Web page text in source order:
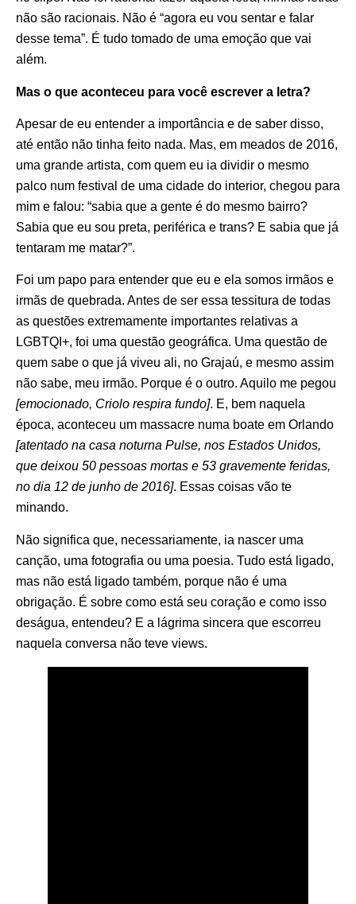
não são racionais. Não é “agora eu vou sentar e falar
desse tema”. É tudo tomado de uma emoção que vai
além.
Mas o que aconteceu para você escrever a letra?
Apesar de eu entender a importância e de saber disso,
até então não tinha feito nada. Mas, em meados de 2016,
uma grande artista, com quem eu ia dividir o mesmo
palco num festival de uma cidade do interior, chegou para
mim e falou: “sabia que a gente é do mesmo bairro?
Sabia que eu sou preta, periférica e trans? E sabia que já
tentaram me matar?”.
Foi um papo para entender que eu e ela somos irmãos e
irmãs de quebrada. Antes de ser essa tessitura de todas
as questões extremamente importantes relativas a
LGBTQI+, foi uma questão geográfica. Uma questão de
quem sabe o que já viveu ali, no Grajaú, e mesmo assim
não sabe, meu irmão. Porque é o outro. Aquilo me pegou
[emocionado, Criolo respira fundo]. E, bem naquela
época, aconteceu um massacre numa boate em Orlando
[atentado na casa noturna Pulse, nos Estados Unidos,
que deixou 50 pessoas mortas e 53 gravemente feridas,
no dia 12 de junho de 2016]. Essas coisas vão te
minando.
Não significa que, necessariamente, ia nascer uma
canção, uma fotografia ou uma poesia. Tudo está ligado,
mas não está ligado também, porque não é uma
obrigação. É sobre como está seu coração e como isso
deságua, entendeu? E a lágrima sincera que escorreu
naquela conversa não teve views.